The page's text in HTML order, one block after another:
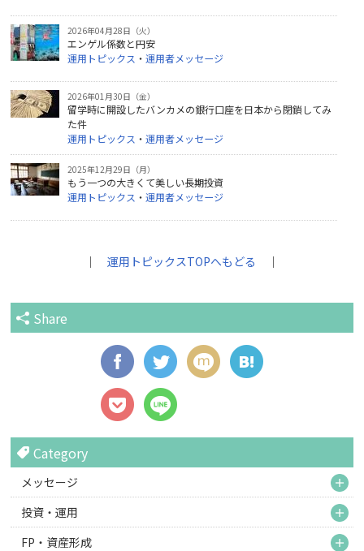
2026年04月28日（火）
エンゲル係数と円安
運用トピックス ・運用者メッセージ
2026年01月30日（金）
留学時に開設したバンカメの銀行口座を日本から閉鎖してみ
た件
運用トピックス ・運用者メッセージ
2025年12月29日（月）
もう一つの大きくて美しい長期投資
運用トピックス ・運用者メッセージ
｜運用トピックスTOPへもどる ｜
Share
Category
メッセージ
投資・運用
FP・資産形成